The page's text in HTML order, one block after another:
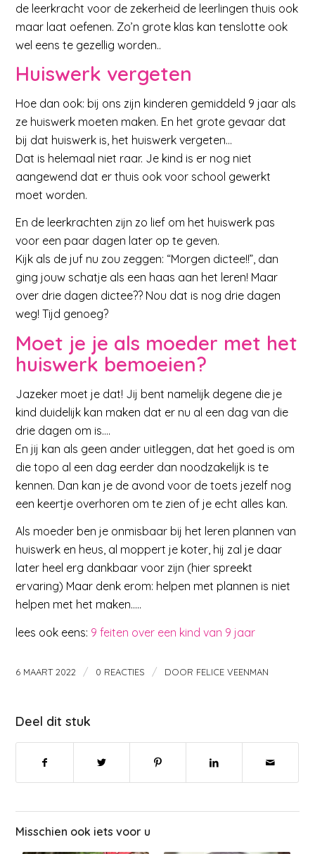
de leerkracht voor de zekerheid de leerlingen thuis ook
maar laat oefenen. Zo’n grote klas kan tenslotte ook
wel eens te gezellig worden..
Huiswerk vergeten
Hoe dan ook: bij ons zijn kinderen gemiddeld 9 jaar als
ze huiswerk moeten maken. En het grote gevaar dat
bij dat huiswerk is, het huiswerk vergeten…
Dat is helemaal niet raar. Je kind is er nog niet
aangewend dat er thuis ook voor school gewerkt
moet worden.
En de leerkrachten zijn zo lief om het huiswerk pas
voor een paar dagen later op te geven.
Kijk als de juf nu zou zeggen: “Morgen dictee!!”, dan
ging jouw schatje als een haas aan het leren! Maar
over drie dagen dictee?? Nou dat is nog drie dagen
weg! Tijd genoeg?
Moet je je als moeder met het
huiswerk bemoeien?
Jazeker moet je dat! Jij bent namelijk degene die je
kind duidelijk kan maken dat er nu al een dag van die
drie dagen om is….
En jij kan als geen ander uitleggen, dat het goed is om
die topo al een dag eerder dan noodzakelijk is te
kennen. Dan kan je de avond voor de toets jezelf nog
een keertje overhoren om te zien of je echt alles kan.
Als moeder ben je onmisbaar bij het leren plannen van
huiswerk en heus, al moppert je koter, hij zal je daar
later heel erg dankbaar voor zijn (hier spreekt
ervaring) Maar denk erom: helpen met plannen is niet
helpen met het maken…..
lees ook eens: 9 feiten over een kind van 9 jaar
6 MAART 2022 / 0 REACTIES / DOOR FELICE VEENMAN
Deel dit stuk
Misschien ook iets voor u